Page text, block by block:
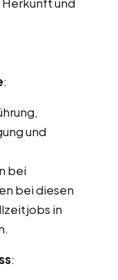
:
und
bei
bei diesen
in
: